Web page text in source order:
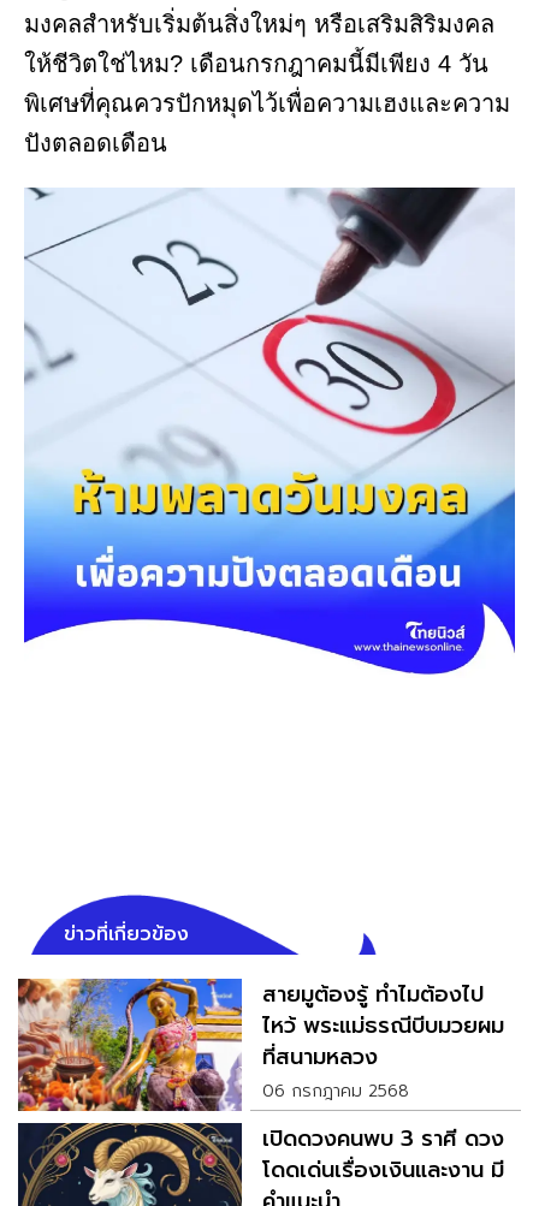
มงคลสำหรับเริ่มต้นสิ่งใหม่ๆ หรือเสริมสิริมงคล
ให้ชีวิตใช่ไหม? เดือนกรกฎาคมนี้มีเพียง 4 วัน
พิเศษที่คุณควรปักหมุดไว้เพื่อความเฮงและความ
ปังตลอดเดือน
ข่าวที่เกี่ยวข้อง
สายมูต้องรู้ ทำไมต้องไป
ไหว้ พระแม่ธรณีบีบมวยผม
ที่สนามหลวง
06 กรกฎาคม 2568
เปิดดวงคนพบ 3 ราศี ดวง
โดดเด่นเรื่องเงินและงาน มี